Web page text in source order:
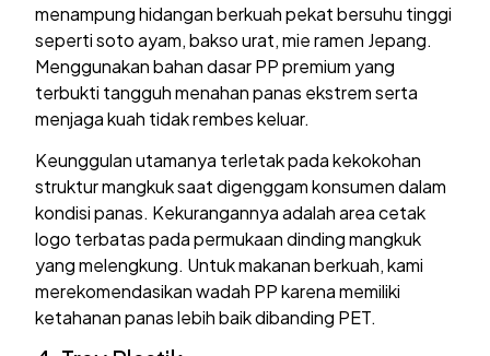
menampung hidangan berkuah pekat bersuhu tinggi
seperti soto ayam, bakso urat, mie ramen Jepang.
Menggunakan bahan dasar PP premium yang
terbukti tangguh menahan panas ekstrem serta
menjaga kuah tidak rembes keluar.
Keunggulan utamanya terletak pada kekokohan
struktur mangkuk saat digenggam konsumen dalam
kondisi panas. Kekurangannya adalah area cetak
logo terbatas pada permukaan dinding mangkuk
yang melengkung. Untuk makanan berkuah, kami
merekomendasikan wadah PP karena memiliki
ketahanan panas lebih baik dibanding PET.